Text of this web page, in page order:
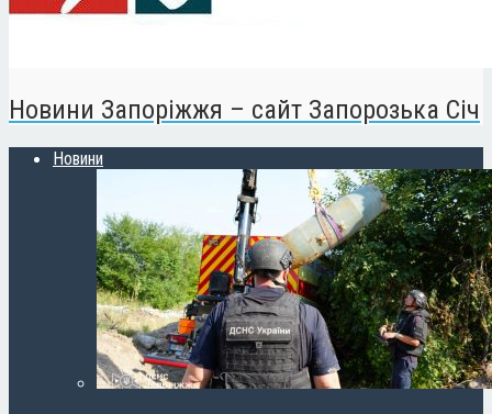
Новини Запоріжжя – сайт Запорозька Січ
Новини